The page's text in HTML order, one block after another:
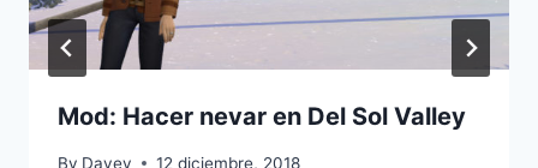
Mod: Hacer nevar en Del Sol Valley
By Davey 12 diciembre, 2018